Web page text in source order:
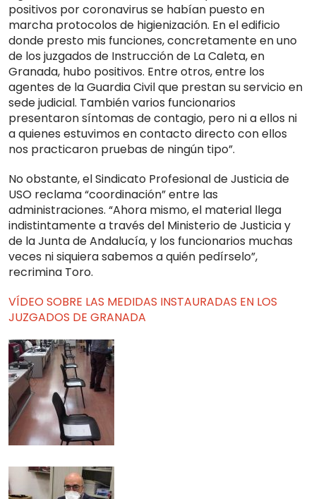
positivos por coronavirus se habían puesto en
marcha protocolos de higienización. En el edificio
donde presto mis funciones, concretamente en uno
de los juzgados de Instrucción de La Caleta, en
Granada, hubo positivos. Entre otros, entre los
agentes de la Guardia Civil que prestan su servicio en
sede judicial. También varios funcionarios
presentaron síntomas de contagio, pero ni a ellos ni
a quienes estuvimos en contacto directo con ellos
nos practicaron pruebas de ningún tipo”.
No obstante, el Sindicato Profesional de Justicia de
USO reclama “coordinación” entre las
administraciones. “Ahora mismo, el material llega
indistintamente a través del Ministerio de Justicia y
de la Junta de Andalucía, y los funcionarios muchas
veces ni siquiera sabemos a quién pedírselo”,
recrimina Toro.
VÍDEO SOBRE LAS MEDIDAS INSTAURADAS EN LOS
JUZGADOS DE GRANADA